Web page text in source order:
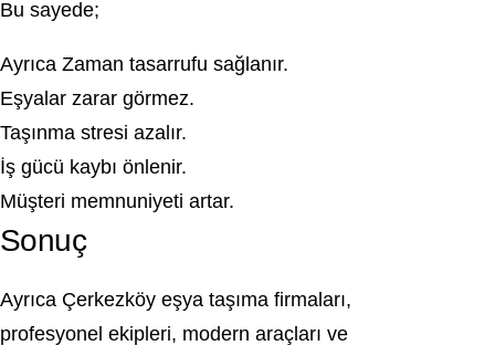
Bu sayede;
Ayrıca Zaman tasarrufu sağlanır.
Eşyalar zarar görmez.
Taşınma stresi azalır.
İş gücü kaybı önlenir.
Müşteri memnuniyeti artar.
Sonuç
Ayrıca Çerkezköy eşya taşıma firmaları,
profesyonel ekipleri, modern araçları ve